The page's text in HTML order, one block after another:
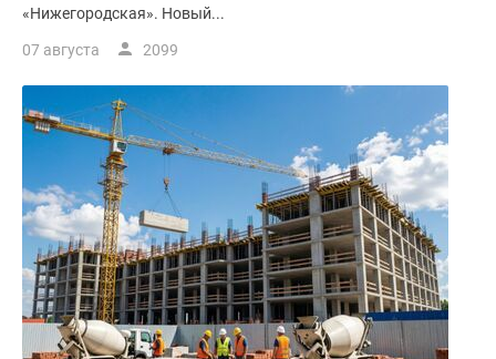
«Нижегородская». Новый...
07 августа 2099